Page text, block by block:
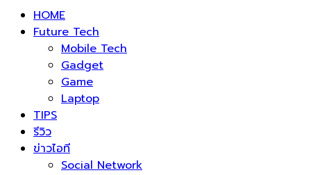
HOME
Future Tech
Mobile Tech
Gadget
Game
Laptop
TIPS
รีวิว
ข่าวไอที
Social Network